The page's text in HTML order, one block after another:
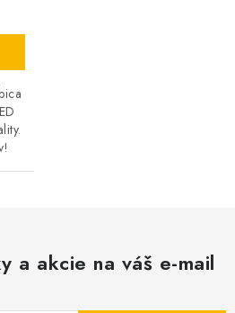
a akcie na váš e-mail